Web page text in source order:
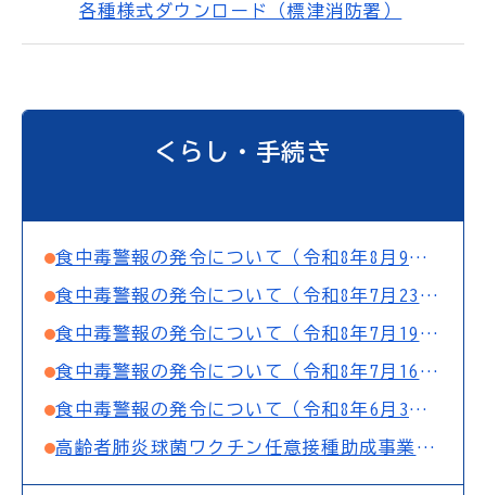
各種様式ダウンロード（標津消防署）
くらし・手続き
食中毒警報の発令について（令和8年8月9日10：00まで）
食中毒警報の発令について（令和8年7月23日10：00まで）
食中毒警報の発令について（令和8年7月19日10：00まで）
食中毒警報の発令について（令和8年7月16日10：00まで）
食中毒警報の発令について（令和8年6月3日10：00まで）
高齢者肺炎球菌ワクチン任意接種助成事業の実施について